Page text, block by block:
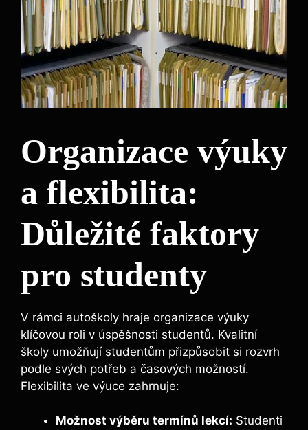
Organizace výuky
a flexibilita:
Důležité faktory
pro studenty
V rámci autoškoly hraje organizace výuky
klíčovou roli v úspěšnosti studentů. Kvalitní
školy umožňují studentům přizpůsobit si rozvrh
podle svých potřeb a časových možností.
Flexibilita ve výuce zahrnuje:
Možnost výběru termínů lekcí: Studenti